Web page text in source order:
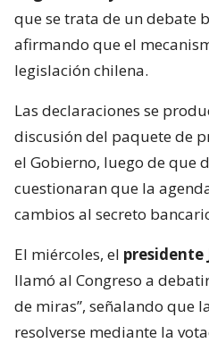
que se trata de un debate
afirmando que el
legislación chilena.
Las declaraciones se
discusión del paquete de
el Gobierno, luego de que
cuestionaran que la
cambios al secreto
El miércoles, el presidente
llamó al Congreso a
de miras”, señalando que
resolverse mediante la